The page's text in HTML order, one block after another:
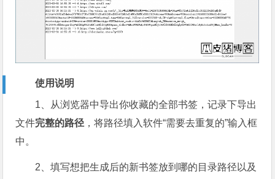
使用说明
1、从浏览器中导出你收藏的全部书签，记录下导出
文件完整的路径 ，将路径填入软件“需要去重复的”输入框
中。
2、填写想把生成后的新书签放到哪的目录路径以及